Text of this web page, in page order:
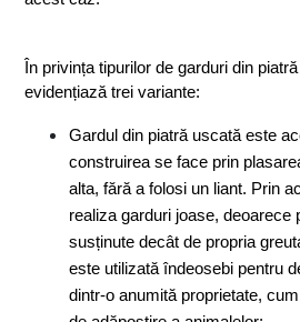
În privința tipurilor de garduri din
evidențiază trei variante:
Gardul din piatră uscată este
construirea se face prin
alta, fără a folosi un liant. Prin
realiza garduri joase, deoarece
susținute decât de propria
este utilizată îndeosebi pentru
dintr-o anumită proprietate,